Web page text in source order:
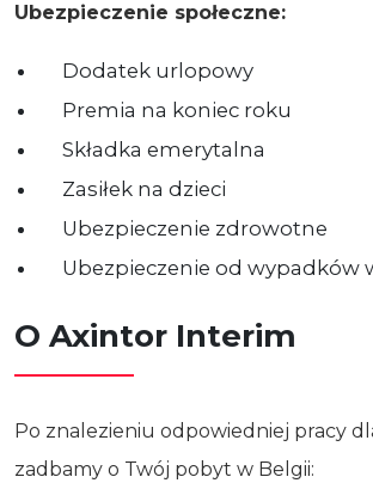
Ubezpieczenie społeczne:
Dodatek urlopowy
Premia na koniec roku
Składka emerytalna
Zasiłek na dzieci
Ubezpieczenie zdrowotne
Ubezpieczenie od wypadków
O Axintor Interim
Po znalezieniu odpowiedniej pracy
zadbamy o Twój pobyt w Belgii: